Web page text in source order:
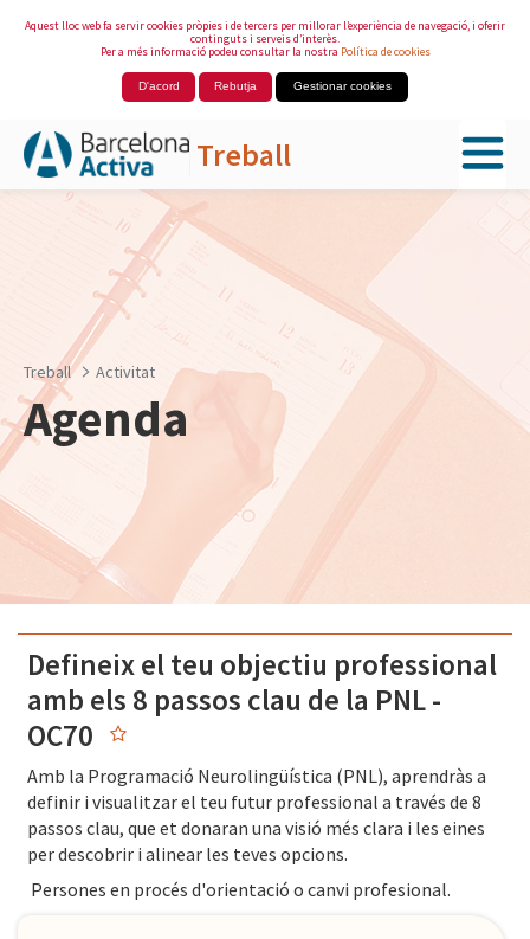
Aquest lloc web fa servir cookies pròpies i de tercers per millorar l’experiència de navegació, i oferir
continguts i serveis d’interès.
Per a més informació podeu consultar la nostra Política de cookies
D'acord Rebutja Gestionar cookies
Treball
Salta al contingut principal
Treball Activitat
Agenda
Defineix el teu objectiu professional
amb els 8 passos clau de la PNL -
OC70
Amb la Programació Neurolingüística (PNL), aprendràs a
definir i visualitzar el teu futur professional a través de 8
passos clau, que et donaran una visió més clara i les eines
per descobrir i alinear les teves opcions.
Persones en procés d'orientació o canvi profesional.